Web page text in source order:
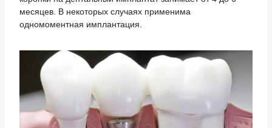
месяцев. В некоторых случаях применима
одномоментная имплантация.